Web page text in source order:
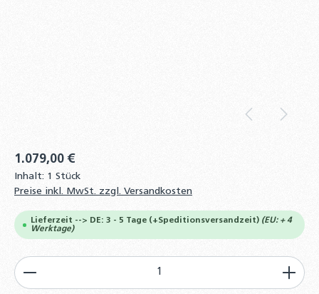
1.079,00 €
Inhalt: 1 Stück
Preise inkl. MwSt. zzgl. Versandkosten
Lieferzeit --> DE: 3 - 5 Tage (+Speditionsversandzeit) (EU: + 4
Werktage)
Produkt Anzahl: Gib den gewünschten Wert ein